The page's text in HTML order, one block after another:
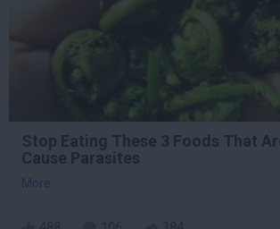
Stop Eating These 3 Foods That
Cause Parasites
More